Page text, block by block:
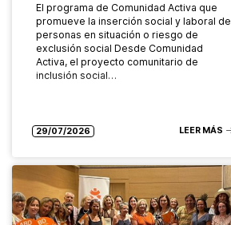
El programa de Comunidad Activa que
promueve la inserción social y laboral de
personas en situación o riesgo de
exclusión social Desde Comunidad
Activa, el proyecto comunitario de
inclusión social…
29/07/2026 LEER MÁS